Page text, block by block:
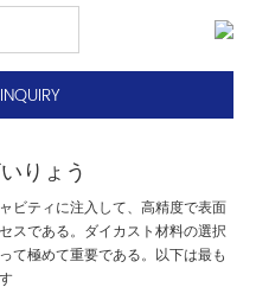
りょう
ビティに注入して、高精度で表面
スである。ダイカスト材料の選択
て極めて重要である。以下は最も